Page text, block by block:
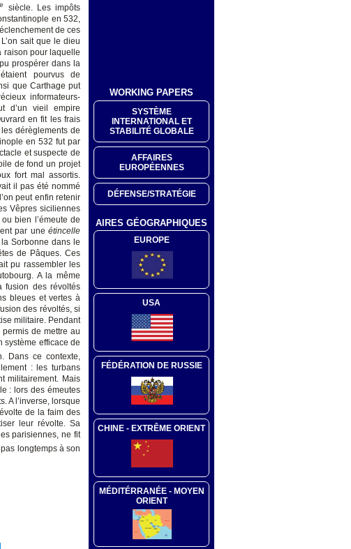
e
siècle. Les impôts
en 532,
de ces
sait que le dieu
raison pour laquelle
prospérer dans la
pourvus de
que Carthage put
informateurs-
d’un vieil empire
en fit les frais
dérèglements de
en 532 fut par
et suspecte de
de fond un projet
fort mal assortis.
il pas été nommé
peut enfin retenir
Vêpres siciliennes
bien l’émeute de
par une étincelle
Sorbonne dans le
de Pâques. Ces
pu rassembler les
A la même
fusion des révoltés
bleues et vertes à
des révoltés, si
militaire. Pendant
de mettre au
système efficace de
Dans ce contexte,
: les turbans
militairement. Mais
: lors des émeutes
A l’inverse, lorsque
de la faim des
leur révolte. Sa
parisiennes, ne fit
longtemps à son
WORKING PAPERS
SYSTÈME
INTERNATIONAL ET
STABILITÉ GLOBALE
AFFAIRES
EUROPÉENNES
DÉFENSE/STRATÉGIE
AIRES GÉOGRAPHIQUES
EUROPE
USA
FÉDÉRATION DE RUSSIE
CHINE - EXTRÊME ORIENT
MÉDITÉRRANÉE - MOYEN
ORIENT